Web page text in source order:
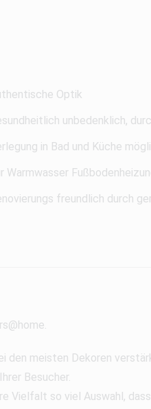
Optik
unbedenklich,
in Bad und Küche
Warmwasser
freundlich durch
meisten Dekoren
Besucher.
so viel Auswahl,